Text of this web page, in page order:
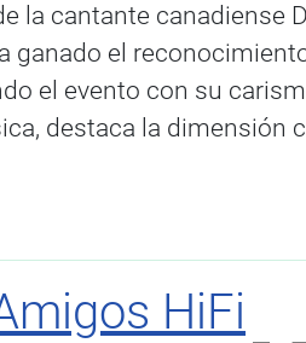
la cantante canadiense
ganado el
el evento con su
destaca la dimensión
HiFi